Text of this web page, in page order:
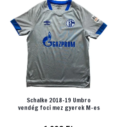
Schalke 2018-19 Umbro
vendég foci mez gyerek M-es